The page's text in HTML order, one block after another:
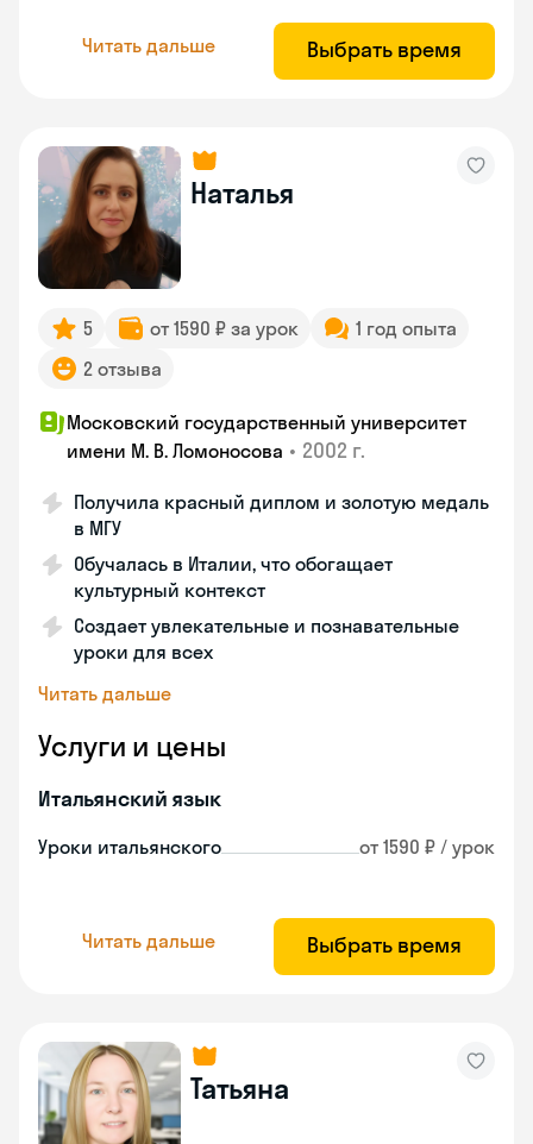
Читать дальше Выбрать время
Наталья
5 от 1590 ₽ за урок
1 год опыта
2 отзыва
Московский государственный университет
имени М. В. Ломоносова • 2002 г.
Получила красный диплом и золотую медаль
в МГУ
Обучалась в Италии, что обогащает
культурный контекст
Создает увлекательные и познавательные
уроки для всех
Читать дальше
Услуги и цены
Итальянский язык
Уроки итальянского от 1590 ₽ / урок
Читать дальше Выбрать время
Татьяна